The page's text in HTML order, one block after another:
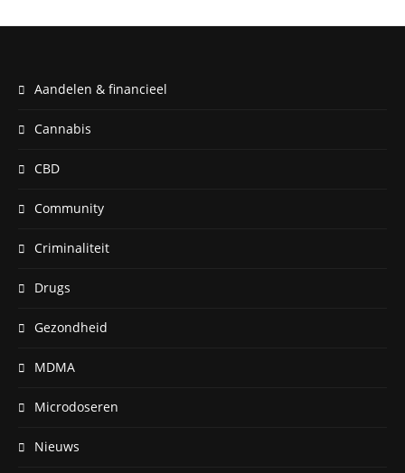
Aandelen & financieel
Cannabis
CBD
Community
Criminaliteit
Drugs
Gezondheid
MDMA
Microdoseren
Nieuws